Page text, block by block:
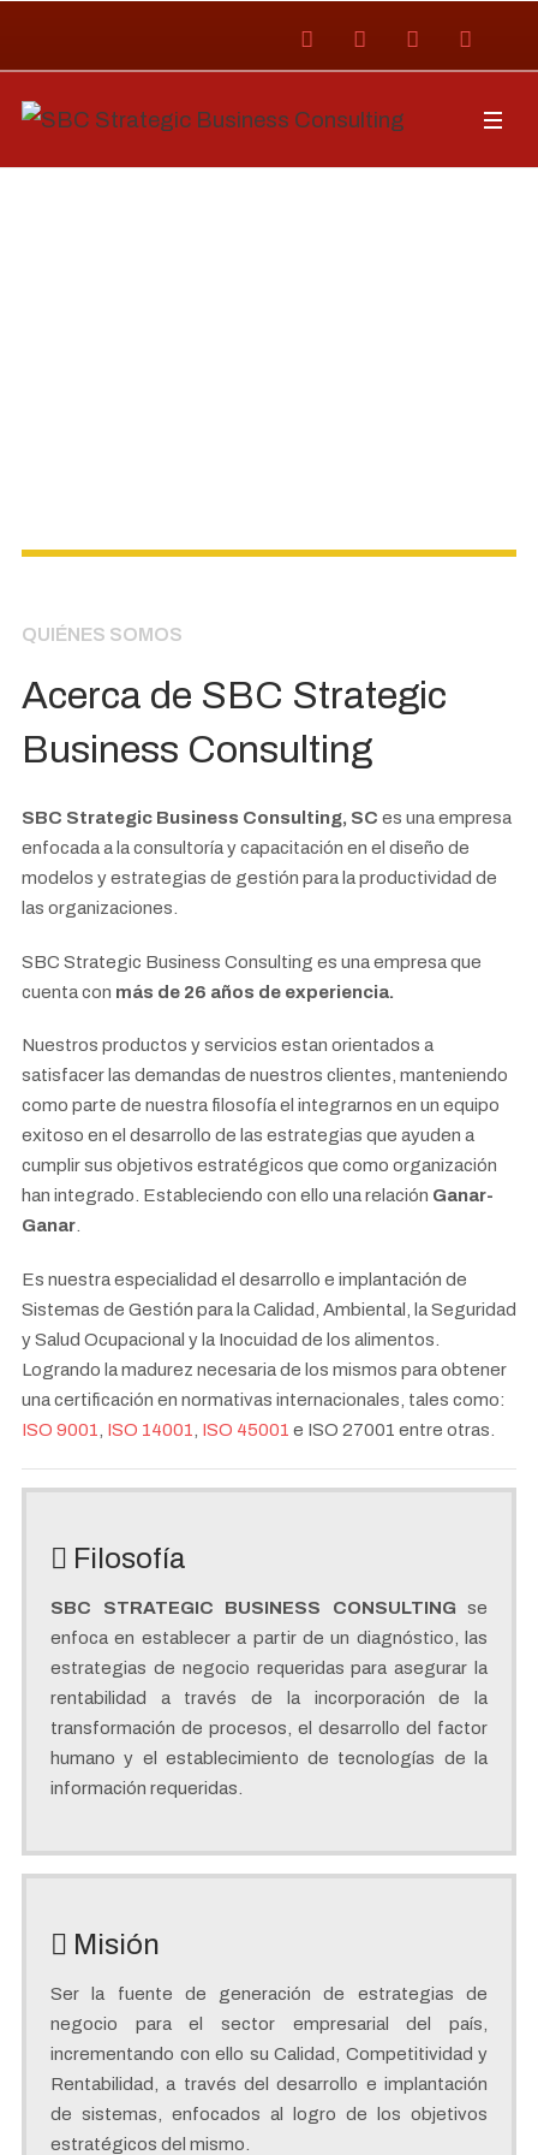
QUIÉNES SOMOS
Acerca de SBC Strategic
Business Consulting
SBC Strategic Business Consulting, SC es una empresa
enfocada a la consultoría y capacitación en el diseño de
modelos y estrategias de gestión para la productividad de
las organizaciones.
SBC Strategic Business Consulting es una empresa que
cuenta con más de 26 años de experiencia.
Nuestros productos y servicios estan orientados a
satisfacer las demandas de nuestros clientes, manteniendo
como parte de nuestra filosofía el integrarnos en un equipo
exitoso en el desarrollo de las estrategias que ayuden a
cumplir sus objetivos estratégicos que como organización
han integrado. Estableciendo con ello una relación Ganar-
Ganar.
Es nuestra especialidad el desarrollo e implantación de
Sistemas de Gestión para la Calidad, Ambiental, la Seguridad
y Salud Ocupacional y la Inocuidad de los alimentos.
Logrando la madurez necesaria de los mismos para obtener
una certificación en normativas internacionales, tales como:
ISO 9001
ISO 14001 ISO 45001 e ISO 27001 entre otras.
Filosofía
SBC STRATEGIC BUSINESS CONSULTING se
enfoca en establecer a partir de un diagnóstico, las
estrategias de negocio requeridas para asegurar la
rentabilidad a través de la incorporación de la
transformación de procesos, el desarrollo del factor
humano y el establecimiento de tecnologías de la
información requeridas.
Misión
Ser la fuente de generación de estrategias de
negocio para el sector empresarial del país,
incrementando con ello su Calidad, Competitividad y
Rentabilidad, a través del desarrollo e implantación
de sistemas, enfocados al logro de los objetivos
estratégicos del mismo.